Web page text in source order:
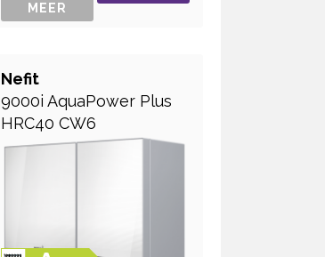
MEER
Nefit
9000i AquaPower Plus
HRC40 CW6